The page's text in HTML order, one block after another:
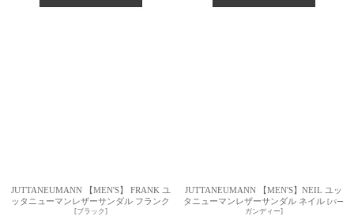
JUTTANEUMANN 【MEN'S】 FRANK ユ
ッタニューマンレザーサンダル フランク
[ブラック]
JUTTANEUMANN 【MEN'S】NEIL ユッ
タニューマンレザーサンダル ネイル [バー
ガンディー]